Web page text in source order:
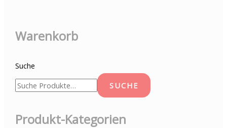
Warenkorb
Suche
SUCHE
Produkt-Kategorien